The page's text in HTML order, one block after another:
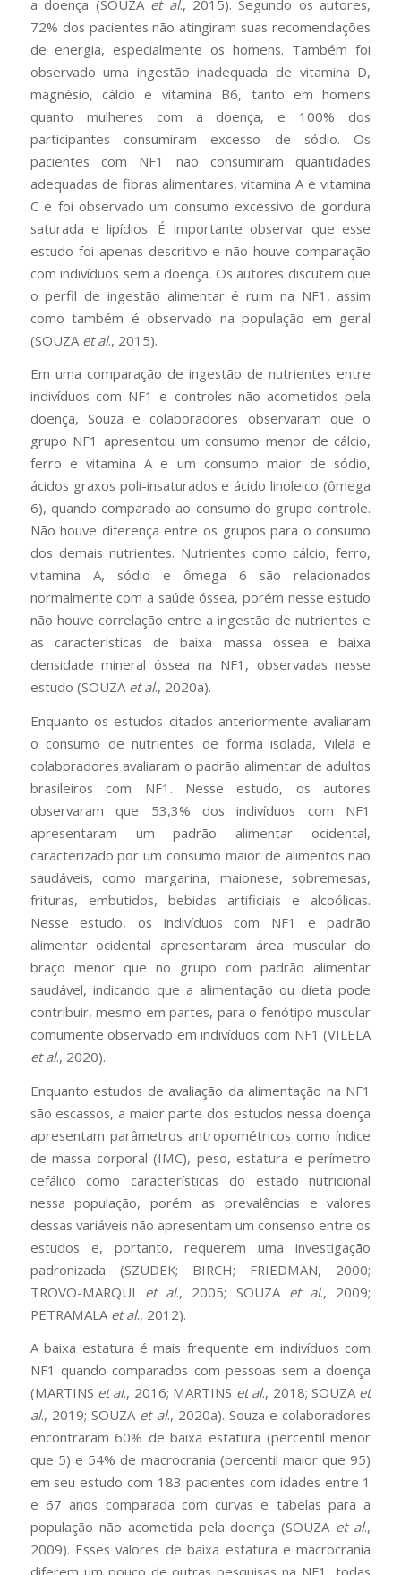
a doença (SOUZA et al., 2015). Segundo os autores,
72% dos pacientes não atingiram suas recomendações
de energia, especialmente os homens. Também foi
observado uma ingestão inadequada de vitamina D,
magnésio, cálcio e vitamina B6, tanto em homens
quanto mulheres com a doença, e 100% dos
participantes consumiram excesso de sódio. Os
pacientes com NF1 não consumiram quantidades
adequadas de fibras alimentares, vitamina A e vitamina
C e foi observado um consumo excessivo de gordura
saturada e lipídios. É importante observar que esse
estudo foi apenas descritivo e não houve comparação
com indivíduos sem a doença. Os autores discutem que
o perfil de ingestão alimentar é ruim na NF1, assim
como também é observado na população em geral
(SOUZA et al., 2015).
Em uma comparação de ingestão de nutrientes entre
indivíduos com NF1 e controles não acometidos pela
doença, Souza e colaboradores observaram que o
grupo NF1 apresentou um consumo menor de cálcio,
ferro e vitamina A e um consumo maior de sódio,
ácidos graxos poli-insaturados e ácido linoleico (ômega
6), quando comparado ao consumo do grupo controle.
Não houve diferença entre os grupos para o consumo
dos demais nutrientes. Nutrientes como cálcio, ferro,
vitamina A, sódio e ômega 6 são relacionados
normalmente com a saúde óssea, porém nesse estudo
não houve correlação entre a ingestão de nutrientes e
as características de baixa massa óssea e baixa
densidade mineral óssea na NF1, observadas nesse
estudo (SOUZA et al., 2020a).
Enquanto os estudos citados anteriormente avaliaram
o consumo de nutrientes de forma isolada, Vilela e
colaboradores avaliaram o padrão alimentar de adultos
brasileiros com NF1. Nesse estudo, os autores
observaram que 53,3% dos indivíduos com NF1
apresentaram um padrão alimentar ocidental,
caracterizado por um consumo maior de alimentos não
saudáveis, como margarina, maionese, sobremesas,
frituras, embutidos, bebidas artificiais e alcoólicas.
Nesse estudo, os indivíduos com NF1 e padrão
alimentar ocidental apresentaram área muscular do
braço menor que no grupo com padrão alimentar
saudável, indicando que a alimentação ou dieta pode
contribuir, mesmo em partes, para o fenótipo muscular
comumente observado em indivíduos com NF1 (VILELA
et al., 2020).
Enquanto estudos de avaliação da alimentação na NF1
são escassos, a maior parte dos estudos nessa doença
apresentam parâmetros antropométricos como índice
de massa corporal (IMC), peso, estatura e perímetro
cefálico como características do estado nutricional
nessa população, porém as prevalências e valores
dessas variáveis não apresentam um consenso entre os
estudos e, portanto, requerem uma investigação
padronizada (SZUDEK; BIRCH; FRIEDMAN, 2000;
TROVO-MARQUI et al., 2005; SOUZA et al., 2009;
PETRAMALA et al., 2012).
A baixa estatura é mais frequente em indivíduos com
NF1 quando comparados com pessoas sem a doença
(MARTINS et al., 2016; MARTINS et al., 2018; SOUZA et
al., 2019; SOUZA et al., 2020a). Souza e colaboradores
encontraram 60% de baixa estatura (percentil menor
que 5) e 54% de macrocrania (percentil maior que 95)
em seu estudo com 183 pacientes com idades entre 1
e 67 anos comparada com curvas e tabelas para a
população não acometida pela doença (SOUZA et al.,
2009). Esses valores de baixa estatura e macrocrania